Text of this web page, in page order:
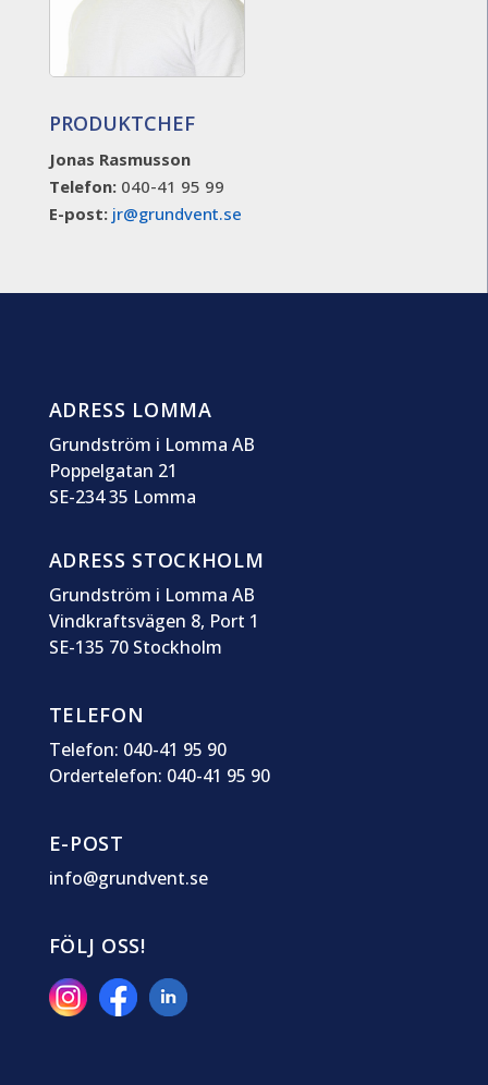
PRODUKTCHEF
Jonas Rasmusson
Telefon:040-41 95 99
E-post: jr@grundvent.se
ADRESS LOMMA
Grundström i Lomma AB
Poppelgatan 21
SE-234 35 Lomma
ADRESS STOCKHOLM
Grundström i Lomma AB
Vindkraftsvägen 8, Port 1
SE-135 70 Stockholm
TELEFON
Telefon: 040-41 95 90
Ordertelefon: 040-41 95 90
E-POST
info@grundvent.se
FÖLJ OSS!